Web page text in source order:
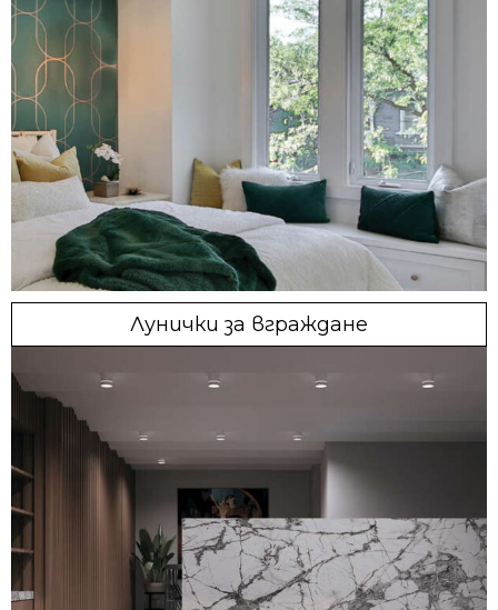
Лунички за вграждане